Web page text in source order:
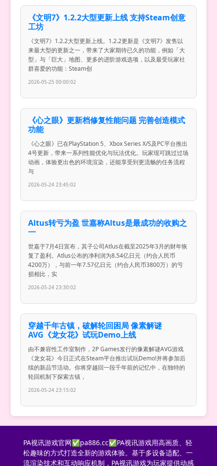
《文明7》1.2.2大型更新上线 支持Steam创意
工坊
《文明7》1.2.2大型更新上线。1.2.2更新是《文明7》发售以
来最大型的更新之一，带来了大家期待已久的功能，例如「大
型」与「巨大」地图、更多的进阶游戏选项，以及最受玩家社
群喜爱的功能：Steam创
2026-05-25 00:00:02
《心之眼》更新档修复性能问题 完善创造模式
功能
《心之眼》已在PlayStation 5、Xbox Series X/S及PC平台推出
4号更新，带来一系列性能优化与玩法优化。玩家现可跳过过场
动画，体验更出色的环境渲染，还能享受到更流畅的任务流程
与
2026-05-24 23:45:02
Altus转亏为盈 世嘉称Altus是最成功的收购之
一
世嘉于7月4日宣布，其子公司Atlus在截至2025年3月的财年恢
复了盈利。Atlus公布的净利润为8.54亿日元（约合人民币
4200万），与前一年7.57亿日元（约合人民币3800万）的亏
损相比，实
2026-05-24 23:30:02
穿越千年古镇，破解轮回困局 像素解谜
AVG《龙女花》试玩Demo上线
由不兼容性工作室制作，2P Games发行的像素解谜AVG游戏
《龙女花》今日正式在Steam平台推出试玩Demo!并将参加后
续的新品节活动。你将穿越回一段千年前的记忆中，在独特的
轮回机制下探索古镇，
2026-05-24 23:15:02
PA视讯游戏官网✅pa886.cc✅PA视讯游戏用高画质、轻
松趣味的方式打造全新的游戏体验。基于多设备适配、一
流渲染技术和互动响应机制，PA视讯游戏为玩家提供动感